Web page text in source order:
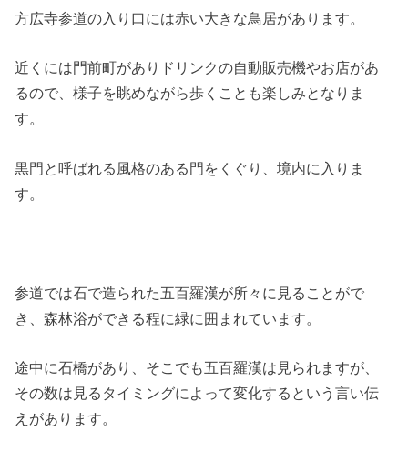
方広寺参道の入り口には赤い大きな鳥居があります。
近くには門前町がありドリンクの自動販売機やお店があ
るので、様子を眺めながら歩くことも楽しみとなりま
す。
黒門と呼ばれる風格のある門をくぐり、境内に入りま
す。
参道では石で造られた五百羅漢が所々に見ることがで
き、森林浴ができる程に緑に囲まれています。
途中に石橋があり、そこでも五百羅漢は見られますが、
その数は見るタイミングによって変化するという言い伝
えがあります。